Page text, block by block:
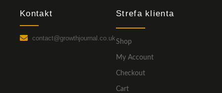
Kontakt
contact@growthjournal.co.uk
Strefa klienta
Shop
My Account
Checkout
Cart